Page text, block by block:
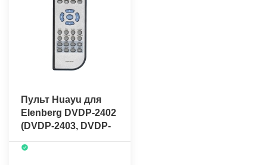
Пульт Huayu для
Elenberg DVDP-2402
(DVDP-2403, DVDP-
2520)